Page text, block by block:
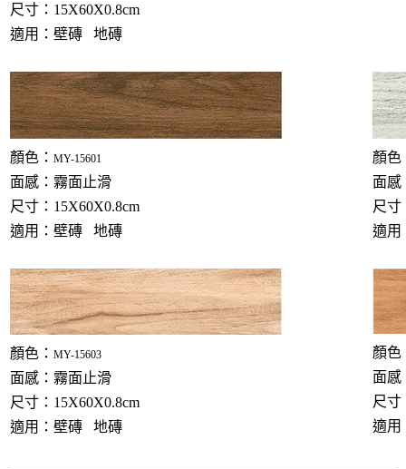
尺寸：15X60X0.8cm
適用：壁磚 地磚
顏色： MY-15601
面感：霧面止滑
尺寸：15X60X0.8cm
適用：壁磚 地磚
顏色
面
尺寸
適
顏色： MY-15603
面感：霧面止滑
尺寸：15X60X0.8cm
適用：壁磚 地磚
顏色
面
尺寸
適